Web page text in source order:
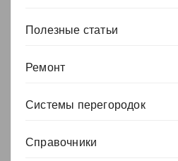
Полезные статьи
Ремонт
Системы перегородок
Справочники